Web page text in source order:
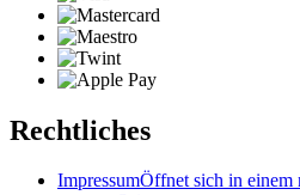
Rechtliches
ImpressumÖffnet sich in einem